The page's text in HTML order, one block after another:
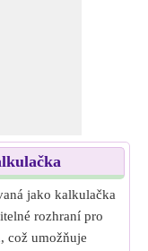
jako kalkulačka
rozhraní pro
což umožňuje